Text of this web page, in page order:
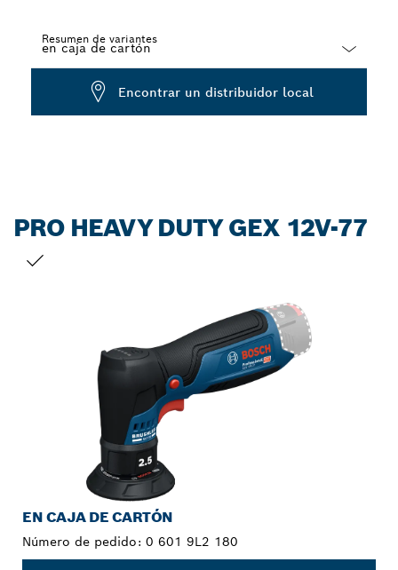
Resumen de variantes
Dropdown
Encontrar un distribuidor local
PRO HEAVY DUTY GEX 12V-77
EN CAJA DE CARTÓN
Número de pedido: 0 601 9L2 180